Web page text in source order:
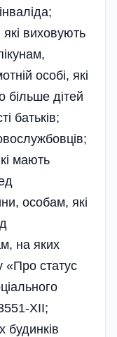
виховують
особі, які
більше дітей
батьків;
мають
особам, які
на яких
«Про статус
XII;
будинків